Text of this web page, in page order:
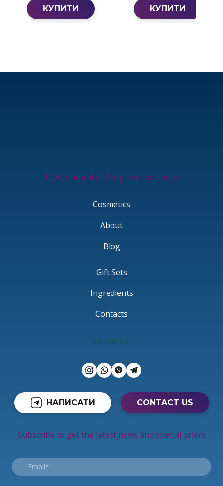
КУПИТИ КУПИТИ
100% natural and organic cosmetics.
Cosmetics
About
Blog
Gift Sets
Ingredients
Contacts
Follow Us
НАПИСАТИ CONTACT US
Subscribe to get the latest news and special offers